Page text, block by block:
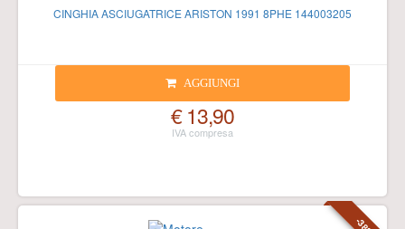
CINGHIA ASCIUGATRICE ARISTON 1991 8PHE 144003205
AGGIUNGI
€ 13,90